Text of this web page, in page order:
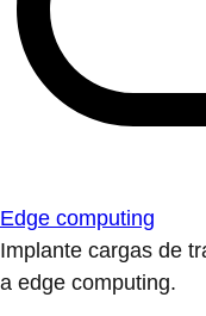
Edge computing
Implante cargas de
a edge computing.